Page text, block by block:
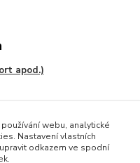
apod.)
webu, analytické
Nastavení vlastních
odkazem ve spodní